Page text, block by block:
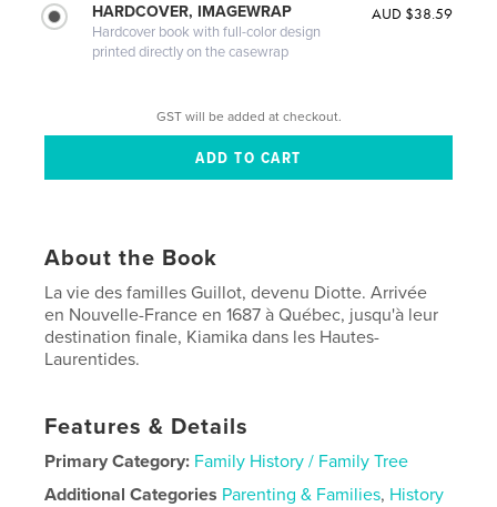
HARDCOVER, IMAGEWRAP
Hardcover book with full-color design
printed directly on the casewrap
AUD $38.59
GST will be added at checkout.
About the Book
La vie des familles Guillot, devenu Diotte. Arrivée
en Nouvelle-France en 1687 à Québec, jusqu'à leur
destination finale, Kiamika dans les Hautes-
Laurentides.
Features & Details
Primary Category: Family History / Family Tree
Additional Categories Parenting & Families, History